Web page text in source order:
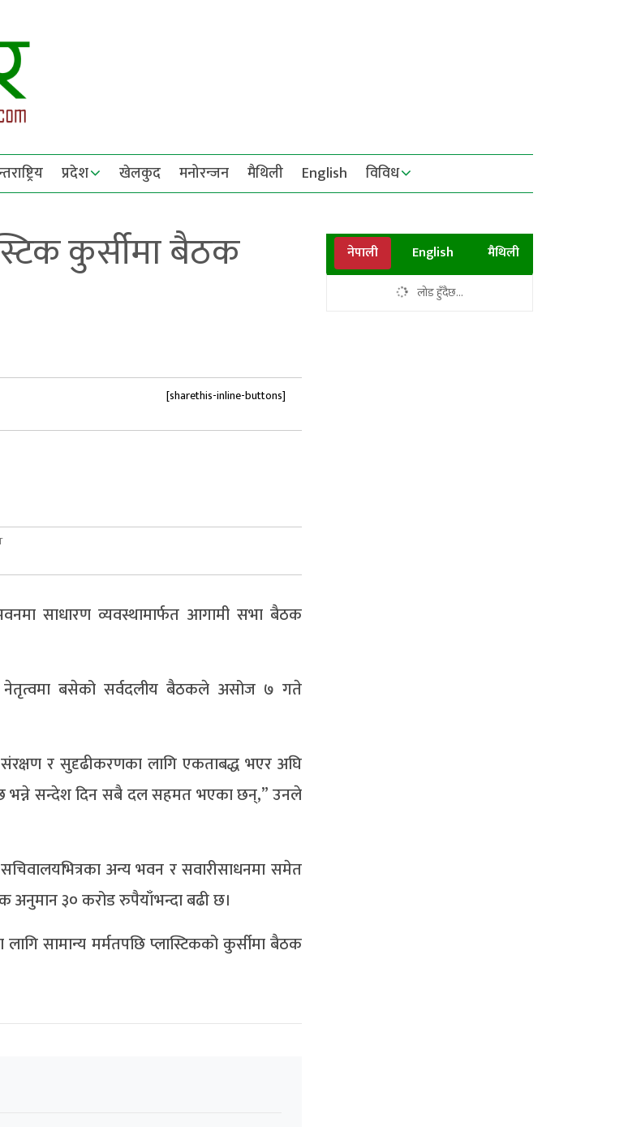
प्रदेश खेलकुद मनोरन्जन मैथिली English विविध
कुर्सीमा बैठक
[sharethis-inline-buttons]
साधारण व्यवस्थामार्फत आगामी सभा बैठक
नेतृत्वमा बसेको सर्वदलीय बैठकले असोज ७ गते
र सुदृढीकरणका लागि एकताबद्ध भएर अघि
भन्ने सन्देश दिन सबै दल सहमत भएका छन्,” उनले
अन्य भवन र सवारीसाधनमा समेत
अनुमान ३० करोड रुपैयाँभन्दा बढी छ।
सामान्य मर्मतपछि प्लास्टिकको कुर्सीमा बैठक
नेपाली English मैथिली
लोड हुँदैछ...